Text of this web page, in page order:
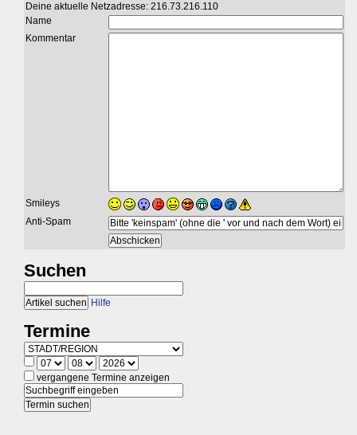
Deine aktuelle Netzadresse: 216.73.216.110
Name
Kommentar
Smileys
Anti-Spam
Suchen
Hilfe
Termine
vergangene Termine anzeigen